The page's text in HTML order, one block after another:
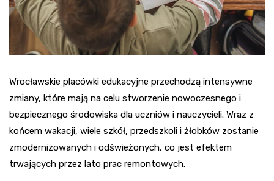
Wrocławskie placówki edukacyjne przechodzą intensywne
zmiany, które mają na celu stworzenie nowoczesnego i
bezpiecznego środowiska dla uczniów i nauczycieli. Wraz z
końcem wakacji, wiele szkół, przedszkoli i żłobków zostanie
zmodernizowanych i odświeżonych, co jest efektem
trwających przez lato prac remontowych.